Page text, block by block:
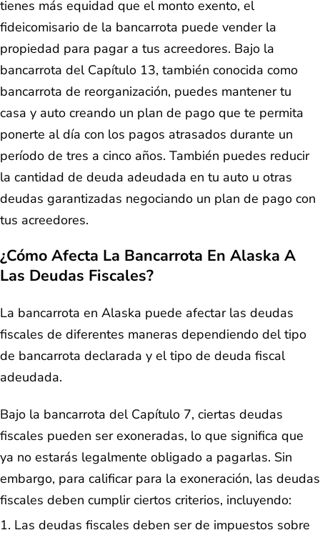
tienes más equidad que el monto exento, el
fideicomisario de la bancarrota puede vender la
propiedad para pagar a tus acreedores. Bajo la
bancarrota del Capítulo 13, también conocida como
bancarrota de reorganización, puedes mantener tu
casa y auto creando un plan de pago que te permita
ponerte al día con los pagos atrasados durante un
período de tres a cinco años. También puedes reducir
la cantidad de deuda adeudada en tu auto u otras
deudas garantizadas negociando un plan de pago con
tus acreedores.
¿Cómo Afecta La Bancarrota En Alaska A
Las Deudas Fiscales?
La bancarrota en Alaska puede afectar las deudas
fiscales de diferentes maneras dependiendo del tipo
de bancarrota declarada y el tipo de deuda fiscal
adeudada.
Bajo la bancarrota del Capítulo 7, ciertas deudas
fiscales pueden ser exoneradas, lo que significa que
ya no estarás legalmente obligado a pagarlas. Sin
embargo, para calificar para la exoneración, las deudas
fiscales deben cumplir ciertos criterios, incluyendo:
Las deudas fiscales deben ser de impuestos sobre